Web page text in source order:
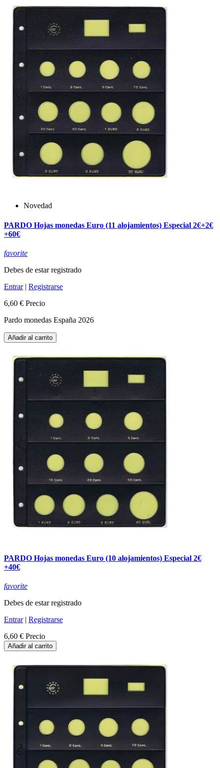
Novedad
PARDO Hojas monedas Euro (11 alojamientos) Especial 2€+2€
+60€
favorite
Debes de estar registrado
Entrar| Registrarse
6,60 € Precio
Pardo monedas España 2026
Añadir al carrito
PARDO Hojas monedas Euro (10 alojamientos) Especial 2€
+40€
favorite
Debes de estar registrado
Entrar| Registrarse
6,60 € Precio
Añadir al carrito